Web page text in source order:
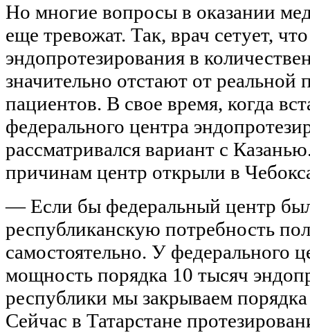
Но многие вопросы в оказании
еще тревожат. Так, врач сетует,
эндопротезирования в
значительно отстают от реальной
пациентов. В свое время, когда
федерального центра
рассматривался вариант с
причинам центр открыли в
— Если бы федеральный центр
республиканскую потребность
самостоятельно. У федерального
мощность порядка 10 тысяч
республики мы закрываем
Сейчас в Татарстане